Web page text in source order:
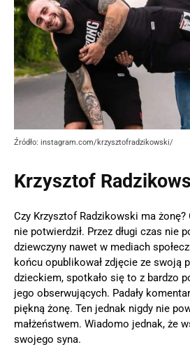
Źródło: instagram.com/krzysztofradzikowski/
Krzysztof
Czy Krzysztof Radzikowski ma
nie potwierdził. Przez długi czas nie
dziewczyny nawet w mediach
końcu opublikował zdjęcie ze swoją
dzieckiem, spotkało się to z bardzo
jego obserwujących. Padały
piękną żonę. Ten jednak nigdy nie
małżeństwem. Wiadomo jednak, że
swojego syna.